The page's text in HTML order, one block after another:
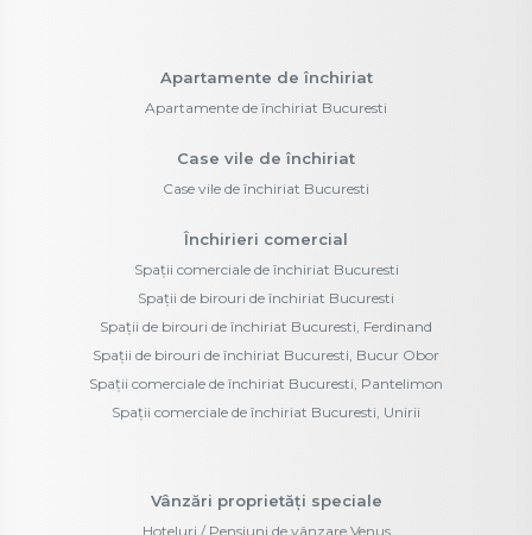
Apartamente de închiriat
Apartamente de închiriat Bucuresti
Case vile de închiriat
Case vile de închiriat Bucuresti
Închirieri comercial
Spații comerciale de închiriat Bucuresti
Spații de birouri de închiriat Bucuresti
Spații de birouri de închiriat Bucuresti, Ferdinand
Spații de birouri de închiriat Bucuresti, Bucur Obor
Spații comerciale de închiriat Bucuresti, Pantelimon
Spații comerciale de închiriat Bucuresti, Unirii
Vânzări proprietăți speciale
Hoteluri / Pensiuni de vânzare Venus